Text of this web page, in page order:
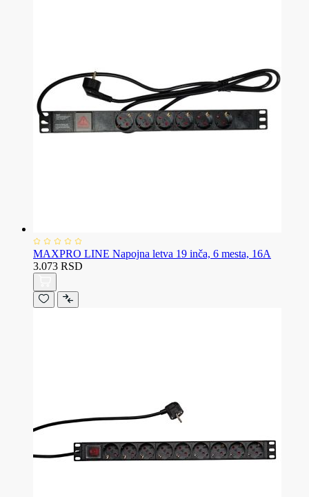
MAXPRO LINE Napojna letva 19 inča, 6 mesta, 16A
3.073 RSD